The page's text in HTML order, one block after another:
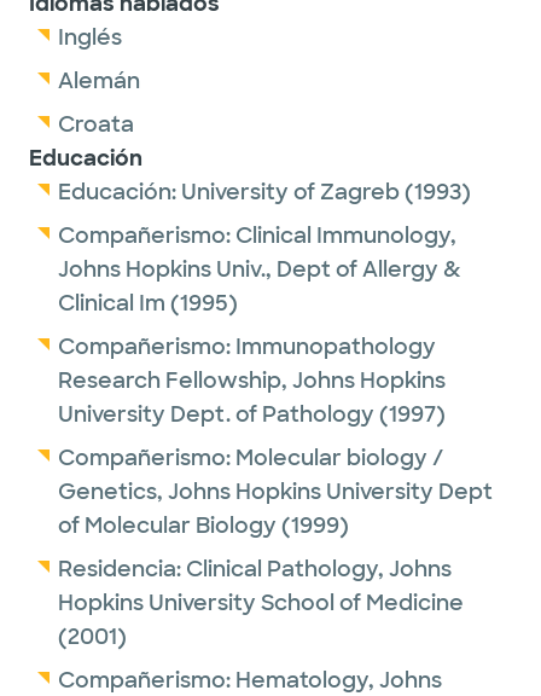
Inglés
Alemán
Croata
Educación
Educación: University of Zagreb(1993)
Compañerismo: Clinical Immunology,
Johns Hopkins Univ., Dept of Allergy &
Clinical Im (1995)
Compañerismo: Immunopathology
Research Fellowship, Johns Hopkins
University Dept. of Pathology (1997)
Compañerismo: Molecular biology /
Genetics, Johns Hopkins University Dept
of Molecular Biology (1999)
Residencia: Clinical Pathology, Johns
Hopkins University School of Medicine
(2001)
Compañerismo: Hematology, Johns